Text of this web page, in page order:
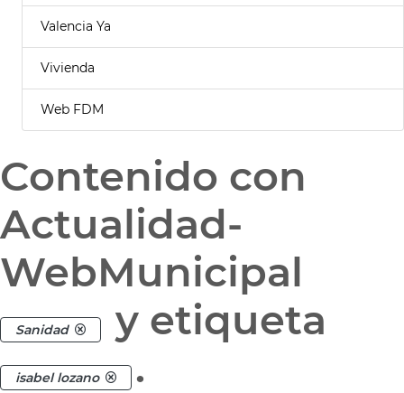
Valencia Ya
Vivienda
Web FDM
Contenido con
Actualidad-
WebMunicipal
Sanidad y etiqueta
isabel lozano .